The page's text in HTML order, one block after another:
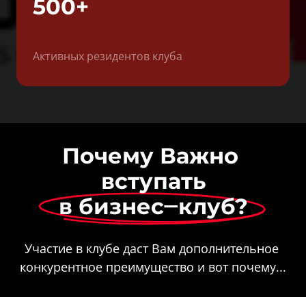
500+
Активных резидентов клуба
Почему Важно
вступать
в бизнес‒клуб?
Участие в клубе даст Вам дополнительное
конкурентное преимущество и вот почему...